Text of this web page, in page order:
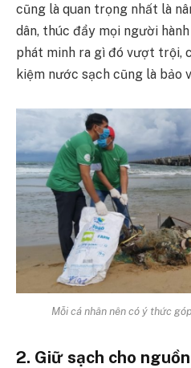
cũng là quan trọng nhất là
dân, thúc đẩy mọi người
phát minh ra gì đó vượt trội,
kiệm nước sạch cũng là bảo
Mỗi cá nhân nên có ý thức
2. Giữ sạch cho